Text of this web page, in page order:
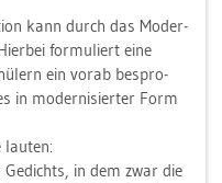
kann durch das Mo­der­
for­mu­liert eine
ein vorab be­spro­
in mo­der­ni­sier­ter Form
lau­ten:
in dem zwar die